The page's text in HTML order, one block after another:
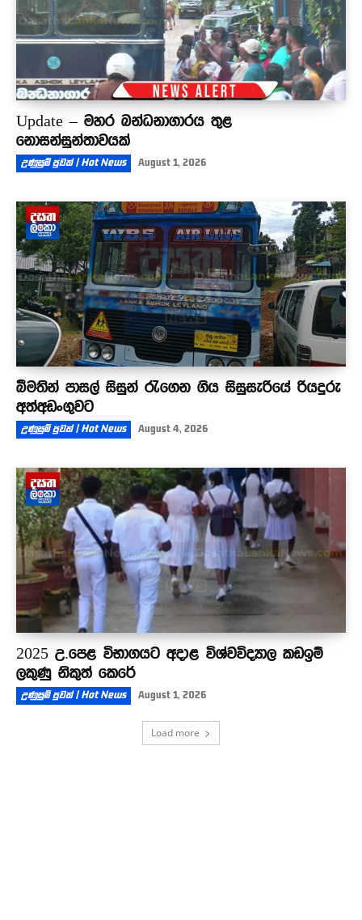
Update – මහර බන්ධනාගාරය තුළ
නොසන්සුන්තාවයක්
උණුසුම් පුවත් | Hot News August 1, 2026
බීමතින් පාසල් සිසුන් රැගෙන ගිය සිසුසැරියේ රියදුරු
අත්අඩංගුවට
උණුසුම් පුවත් | Hot News August 4, 2026
2025 උ.පෙළ විභාගයට අදාළ විශ්වවිද්‍යාල කඩඉම්
ලකුණු නිකුත් කෙරේ
උණුසුම් පුවත් | Hot News August 1, 2026
Load more